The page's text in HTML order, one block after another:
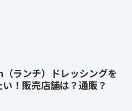
ランチ）ドレッシングを
！販売店舗は？通販？